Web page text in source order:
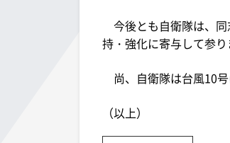
今後とも自衛隊は、
持・強化に寄与して参り
尚、自衛隊は台風10
（以上）